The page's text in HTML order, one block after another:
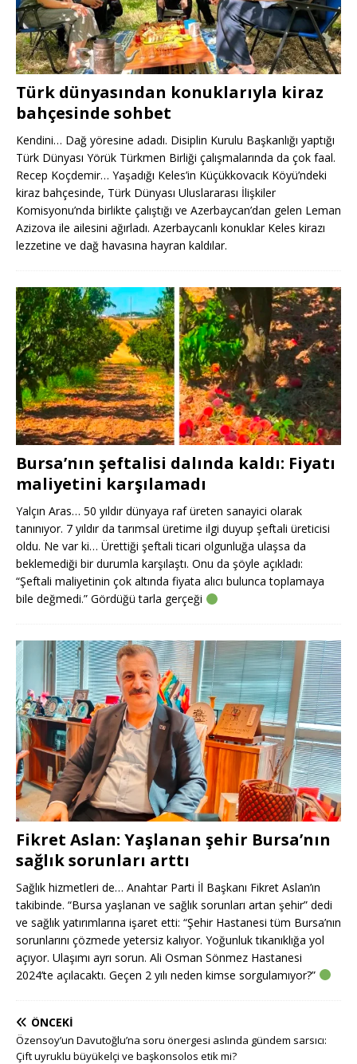
Türk dünyasından konuklarıyla kiraz
bahçesinde sohbet
Kendini… Dağ yöresine adadı. Disiplin Kurulu Başkanlığı yaptığı
Türk Dünyası Yörük Türkmen Birliği çalışmalarında da çok faal.
Recep Koçdemir… Yaşadığı Keles’in Küçükkovacık Köyü’ndeki
kiraz bahçesinde, Türk Dünyası Uluslararası İlişkiler
Komisyonu’nda birlikte çalıştığı ve Azerbaycan’dan gelen Leman
Azizova ile ailesini ağırladı. Azerbaycanlı konuklar Keles kirazı
lezzetine ve dağ havasına hayran kaldılar.
Bursa’nın şeftalisi dalında kaldı: Fiyatı
maliyetini karşılamadı
Yalçın Aras… 50 yıldır dünyaya raf üreten sanayici olarak
tanınıyor. 7 yıldır da tarımsal üretime ilgi duyup şeftali üreticisi
oldu. Ne var ki… Ürettiği şeftali ticari olgunluğa ulaşsa da
beklemediği bir durumla karşılaştı. Onu da şöyle açıkladı:
“Şeftali maliyetinin çok altında fiyata alıcı bulunca toplamaya
bile değmedi.” Gördüğü tarla gerçeği
Fikret Aslan: Yaşlanan şehir Bursa’nın
sağlık sorunları arttı
Sağlık hizmetleri de… Anahtar Parti İl Başkanı Fikret Aslan’ın
takibinde. “Bursa yaşlanan ve sağlık sorunları artan şehir” dedi
ve sağlık yatırımlarına işaret etti: “Şehir Hastanesi tüm Bursa’nın
sorunlarını çözmede yetersiz kalıyor. Yoğunluk tıkanıklığa yol
açıyor. Ulaşımı ayrı sorun. Ali Osman Sönmez Hastanesi
2024’te açılacaktı. Geçen 2 yılı neden kimse sorgulamıyor?”
ÖNCEKI
Özensoy’un Davutoğlu’na soru önergesi aslında gündem sarsıcı:
Çift uyruklu büyükelçi ve başkonsolos etik mi?